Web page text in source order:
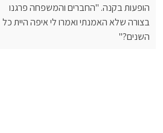
הופעות בקנה. "החברים והמשפחה פרגנו
בצורה שלא האמנתי ואמרו לי איפה היית כל
השנים?"